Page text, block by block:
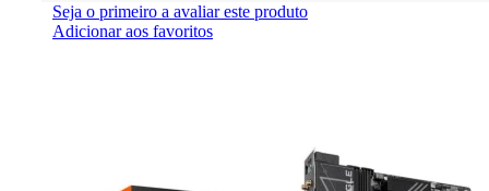
Seja o primeiro a avaliar este produto
Adicionar aos favoritos